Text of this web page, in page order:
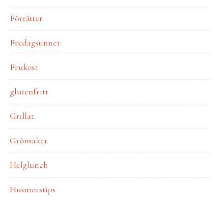
Förrätter
Fredagsunnet
Frukost
glutenfritt
Grillat
Grönsaker
Helglunch
Husmorstips